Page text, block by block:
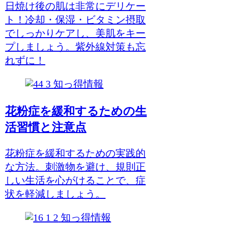
日焼け後の肌は非常にデリケー
ト！冷却・保湿・ビタミン摂取
でしっかりケアし、美肌をキー
プしましょう。紫外線対策も忘
れずに！
知っ得情報
花粉症を緩和するための生
活習慣と注意点
花粉症を緩和するための実践的
な方法。刺激物を避け、規則正
しい生活を心がけることで、症
状を軽減しましょう。
知っ得情報